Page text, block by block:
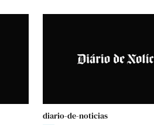
diario-de-noticias